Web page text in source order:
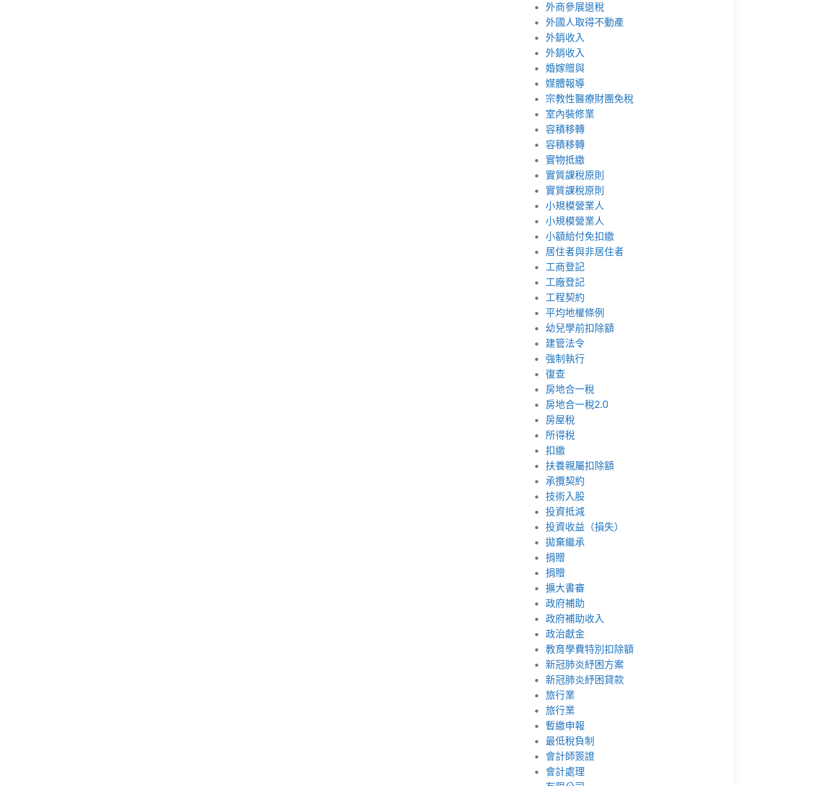
外商參展退稅
外國人取得不動產
外銷收入
外銷收入
婚嫁贈與
媒體報導
宗教性醫療財團免稅
室內裝修業
容積移轉
容積移轉
實物抵繳
實質課稅原則
實質課稅原則
小規模營業人
小規模營業人
小額給付免扣繳
居住者與非居住者
工商登記
工廠登記
工程契約
平均地權條例
幼兒學前扣除額
建管法令
強制執行
復查
房地合一稅
房地合一稅2.0
房屋稅
所得稅
扣繳
扶養親屬扣除額
承攬契約
技術入股
投資抵減
投資收益（損失）
拋棄繼承
捐贈
捐贈
擴大書審
政府補助
政府補助收入
政治獻金
教育學費特別扣除額
新冠肺炎紓困方案
新冠肺炎紓困貸款
旅行業
旅行業
暫繳申報
最低稅負制
會計師簽證
會計處理